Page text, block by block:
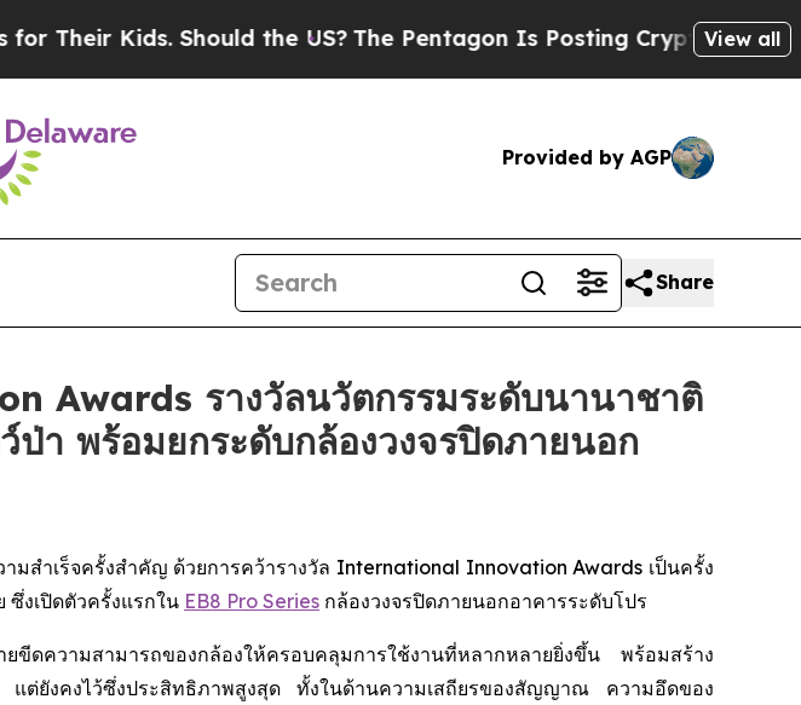
Kids. Should the US?The Pentagon Is Posting Cryptic BiblicalView all
Provided by AGP
Share
Awards รางวัลนวัตกรรมระดับนานาชาติ
า พร้อมยกระดับกล้องวงจรปิดภายนอก
มสำเร็จครั้งสำคัญ ด้วยการคว้ารางวัล International Innovation Awards เป็นครั้ง
งเปิดตัวครั้งแรกใน EB8 Pro Series กล้องวงจรปิดภายนอกอาคารระดับโปร
ความสามารถของกล้องให้ครอบคลุมการใช้งานที่หลากหลายยิ่งขึ้น พร้อมสร้าง
แต่ยังคงไว้ซึ่งประสิทธิภาพสูงสุด ทั้งในด้านความเสถียรของสัญญาณ ความอึดของ